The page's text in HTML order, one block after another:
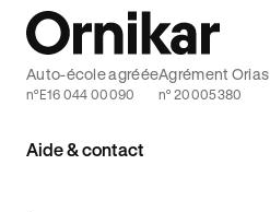
Aide & contact
Auto-école agréée
n°E16 044 00090
Agrément Orias
n° 20005380